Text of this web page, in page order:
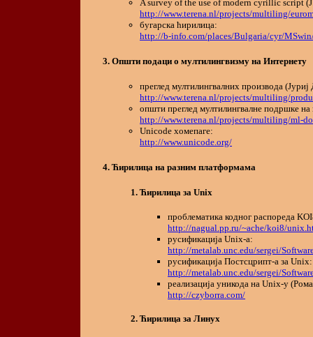
A survey of the use of modern cyrillic script
http://www.terena.nl/projects/multiling/
бугарска ћирилица:
http://b-info.com/places/Bulgaria/cyr/
Општи подаци о мултилингвизму на Интернету
преглед мултилингвалних производа
http://www.terena.nl/projects/multiling/
општи преглед мултилингвалне подршке
http://www.terena.nl/projects/multiling/ml-
Unicode хомепаге:
http://www.unicode.org/
Ћирилица на разним платформама
Ћирилица за Unix
проблематика кодног распореда
http://nagual.pp.ru/~ache/koi8/
русификација Unix-а:
http://metalab.unc.edu/sergei/
русификација Постсцрипт-а за Unix:
http://metalab.unc.edu/sergei/
реализација уникода на Unix-у
http://czyborra.com/
Ћирилица за Линуx